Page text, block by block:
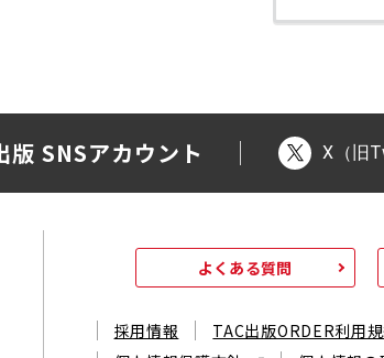
版 SNSアカウント X（旧
よくある質問
採用情報 TAC出版ORDER利用